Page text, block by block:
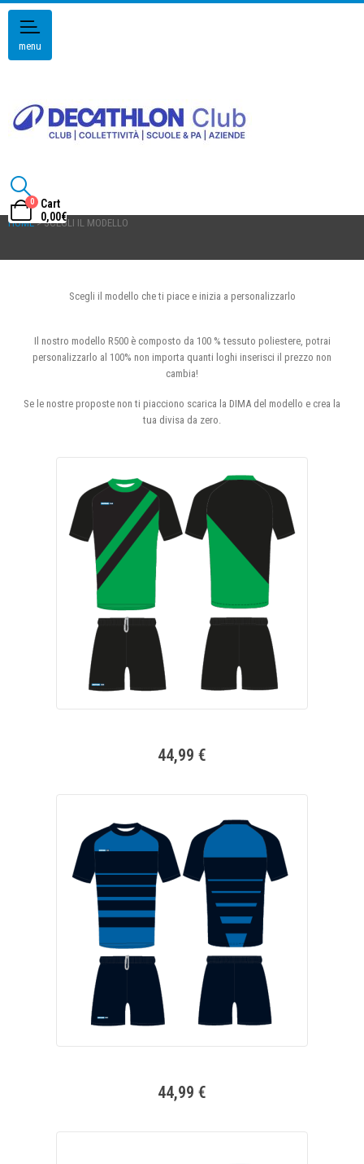
menu
0
Cart
0,00€
HOME> SCEGLI IL MODELLO
Scegli il modello che ti piace e inizia a personalizzarlo
Il nostro modello R500 è composto da 100 % tessuto poliestere, potrai
personalizzarlo al 100% non importa quanti loghi inserisci il prezzo non
cambia!
Se le nostre proposte non ti piacciono scarica la DIMA del modello e crea la
tua divisa da zero.
44,99 €
44,99 €